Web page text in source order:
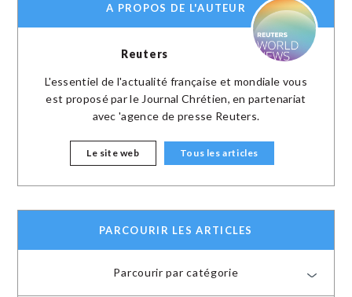
A PROPOS DE L'AUTEUR
Reuters
L'essentiel de l'actualité française et mondiale vous
est proposé par le Journal Chrétien, en partenariat
avec 'agence de presse Reuters.
Le site web Tous les articles
PARCOURIR LES ARTICLES
Parcourir par catégorie